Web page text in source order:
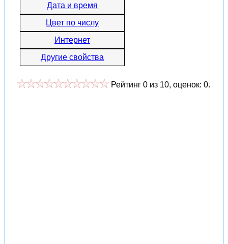
Дата и время
Цвет по числу
Интернет
Другие свойства
Рейтинг 0 из 10, оценок: 0.